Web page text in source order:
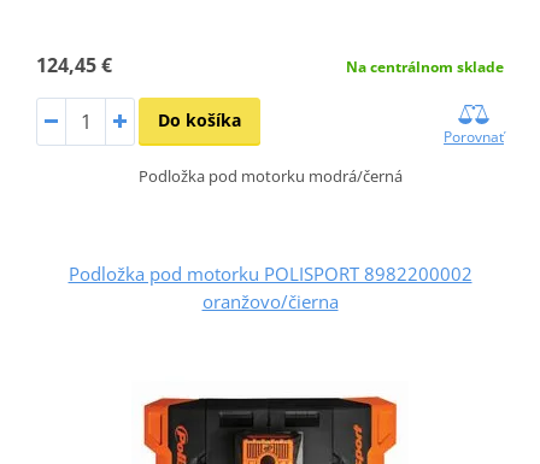
124,45 € Na centrálnom sklade
Do košíka
Porovnať
Podložka pod motorku modrá/černá
Podložka pod motorku POLISPORT 8982200002
oranžovo/čierna